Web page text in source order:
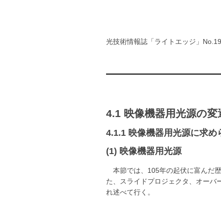
光技術情報誌「ライトエッジ」No.19
4.1 映像機器用光源の変
4.1.1 映像機器用光源に求め
(1) 映像機器用光源
本節では、105年の起伏に富んだ
た、スライドプロジェクタ、オーバ
れ述べて行く。